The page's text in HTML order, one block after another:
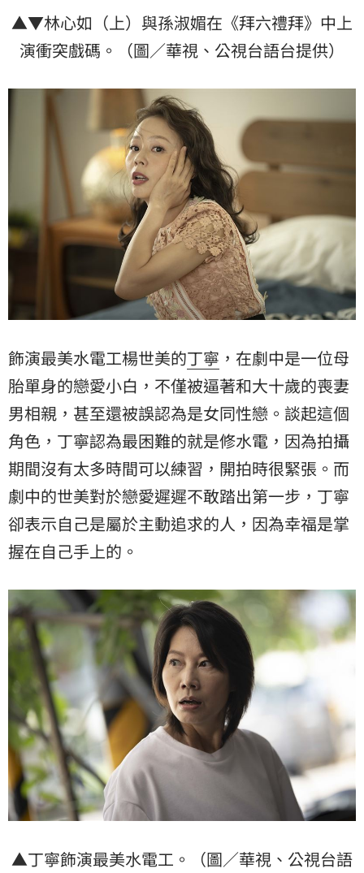
▲▼林心如（上）與孫淑媚在《拜六禮拜》中上
演衝突戲碼。（圖／華視、公視台語台提供）
飾演最美水電工楊世美的丁寧 ，在劇中是一位母
胎單身的戀愛小白，不僅被逼著和大十歲的喪妻
男相親，甚至還被誤認為是女同性戀。談起這個
角色，丁寧認為最困難的就是修水電，因為拍攝
期間沒有太多時間可以練習，開拍時很緊張。而
劇中的世美對於戀愛遲遲不敢踏出第一步，丁寧
卻表示自己是屬於主動追求的人，因為幸福是掌
握在自己手上的。
▲丁寧飾演最美水電工。（圖／華視、公視台語